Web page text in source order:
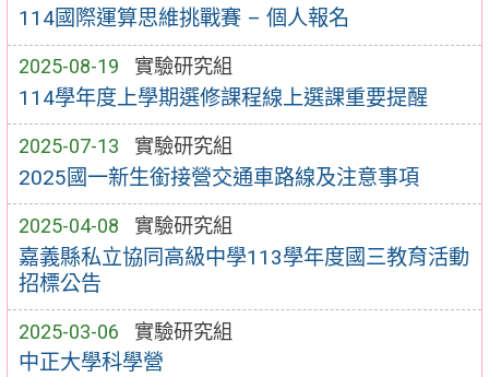
114國際運算思維挑戰賽 – 個人報名
2025-08-19 實驗研究組
114學年度上學期選修課程線上選課重要提醒
2025-07-13 實驗研究組
2025國一新生銜接營交通車路線及注意事項
2025-04-08 實驗研究組
嘉義縣私立協同高級中學113學年度國三教育活動
招標公告
2025-03-06 實驗研究組
中正大學科學營